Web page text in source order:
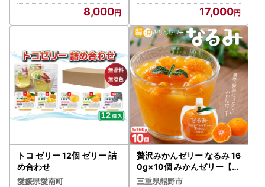
8,000 17,000
トコ ゼリー 12個 ゼリー 詰
め合わせ
愛媛県愛南町
贅沢みかんゼリー なるみ 16
0g×10個 みかんゼリー【k
mkn0066】
三重県熊野市